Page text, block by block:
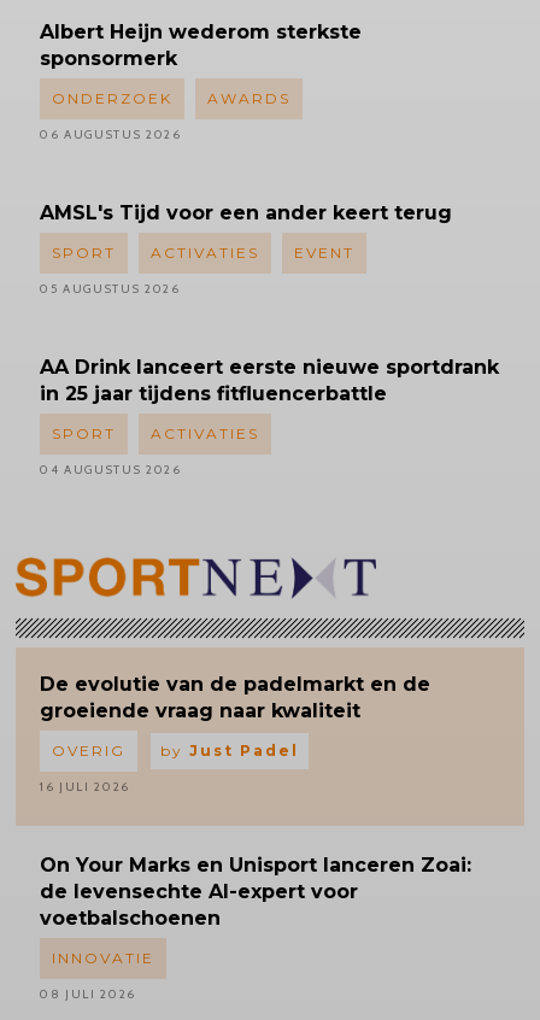
Albert Heijn wederom sterkste
sponsormerk
ONDERZOEK AWARDS
06 AUGUSTUS 2026
AMSL's Tijd voor een ander keert terug
SPORT ACTIVATIES EVENT
05 AUGUSTUS 2026
AA Drink lanceert eerste nieuwe sportdrank
in 25 jaar tijdens fitfluencerbattle
SPORT ACTIVATIES
04 AUGUSTUS 2026
De evolutie van de padelmarkt en de
groeiende vraag naar kwaliteit
OVERIG by Just Padel
16 JULI 2026
On Your Marks en Unisport lanceren Zoai:
de levensechte AI-expert voor
voetbalschoenen
INNOVATIE
08 JULI 2026